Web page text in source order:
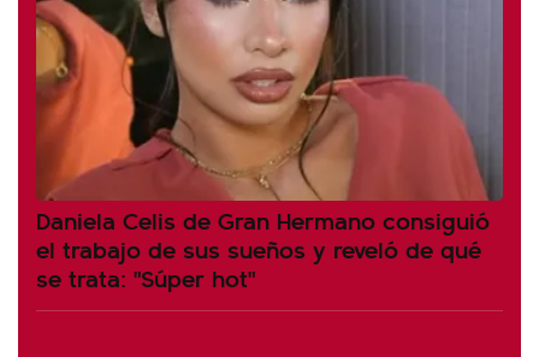
Daniela Celis de Gran Hermano consiguió
el trabajo de sus sueños y reveló de qué
se trata: "Súper hot"